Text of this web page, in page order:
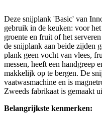
Deze snijplank 'Basic' van
gebruik in de keuken: voor
groente en fruit of het
de snijplank aan beide zijden
plank geen vocht van vlees,
messen, heeft een handgreep
makkelijk op te bergen. De
vaatwasmachine en is
Zweeds fabrikaat is gemaakt
Belangrijkste kenmerken: